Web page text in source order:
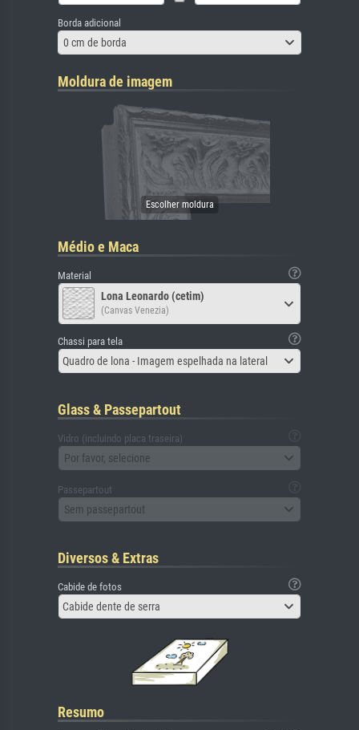
Borda adicional
0 cm de borda
Moldura de imagem
Médio e Maca
Material
Lona Leonardo (cetim)
(Canvas Venezia)
Chassi para tela
Quadro de lona - Imagem espelhada na lateral
Glass & Passepartout
Vidro (incluindo placa traseira)
Por favor, selecione
Passepartout
Sem passepartout
Diversos & Extras
Cabide de fotos
Cabide dente de serra
Resumo